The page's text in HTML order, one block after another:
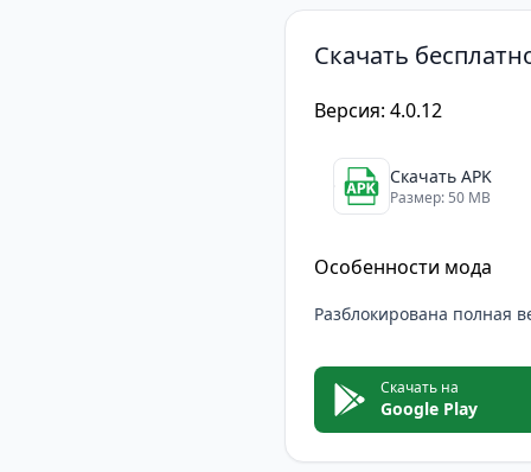
версии приложения.
Cross DJ Pro — это
для микширования и
Интерфейс
универсальным
DJ Pro поможет вам
Скачать
Версия: 4.0.12
Скачать APK
Размер: 50 MB
Особенности мода
Разблокирована полная
Скачать на
Google Play